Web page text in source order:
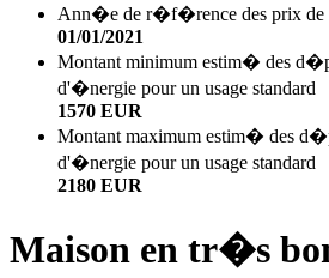
Ann�e de r�f�rence des prix
01/01/2021
Montant minimum estim� des
d'�nergie pour un usage standard
1570 EUR
Montant maximum estim� des
d'�nergie pour un usage standard
2180 EUR
Maison en tr�s